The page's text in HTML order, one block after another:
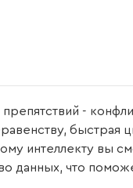
-
быстрая
интеллекту вы
данных, что